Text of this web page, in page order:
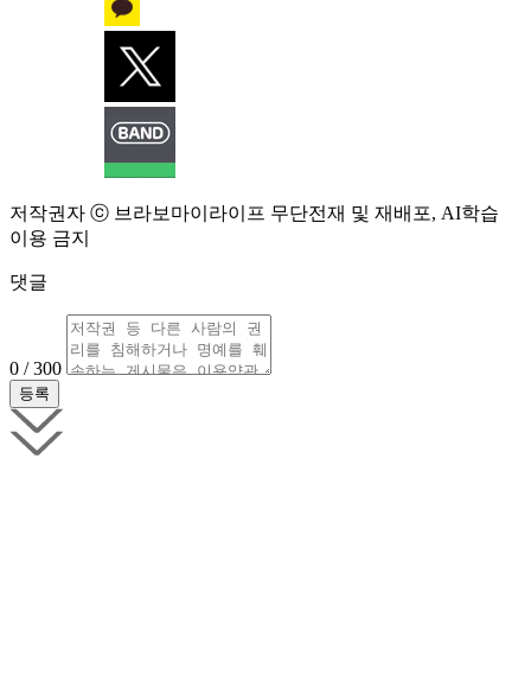
저작권자 ⓒ 브라보마이라이프 무단전재 및 재배포, AI학습
이용 금지
댓글
0 / 300